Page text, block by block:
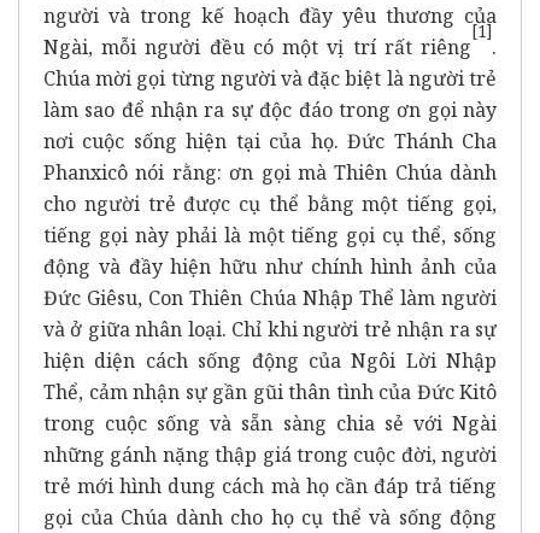
người và trong kế hoạch đầy yêu thương của
Ngài, mỗi người đều có một vị trí rất riêng
[1]
.
Chúa mời gọi từng người và đặc biệt là người trẻ
làm sao để nhận ra sự độc đáo trong ơn gọi này
nơi cuộc sống hiện tại của họ. Đức Thánh Cha
Phanxicô nói rằng: ơn gọi mà Thiên Chúa dành
cho người trẻ được cụ thể bằng một tiếng gọi,
tiếng gọi này phải là một tiếng gọi cụ thể, sống
động và đầy hiện hữu như chính hình ảnh của
Đức Giêsu, Con Thiên Chúa Nhập Thể làm người
và ở giữa nhân loại. Chỉ khi người trẻ nhận ra sự
hiện diện cách sống động của Ngôi Lời Nhập
Thể, cảm nhận sự gần gũi thân tình của Đức Kitô
trong cuộc sống và sẵn sàng chia sẻ với Ngài
những gánh nặng thập giá trong cuộc đời, người
trẻ mới hình dung cách mà họ cần đáp trả tiếng
gọi của Chúa dành cho họ cụ thể và sống động